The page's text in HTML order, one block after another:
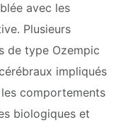
avec les
Plusieurs
de type Ozempic
impliqués
comportements
biologiques et